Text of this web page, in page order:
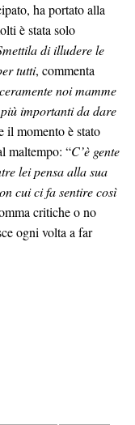
ha portato alla
è stata solo
di illudere le
tutti, commenta
noi mamme
importanti da dare
il momento è stato
maltempo: “C’è gente
lei pensa alla sua
cui ci fa sentire così
critiche o no
ogni volta a far